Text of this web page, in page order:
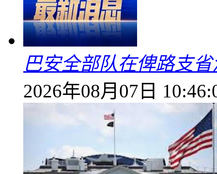
巴安全部队在俾路支
2026年08月07日